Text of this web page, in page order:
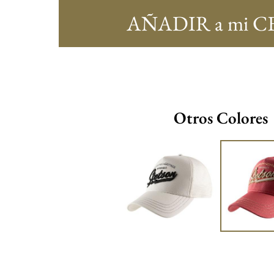
AÑADIR a mi
Otros Colores